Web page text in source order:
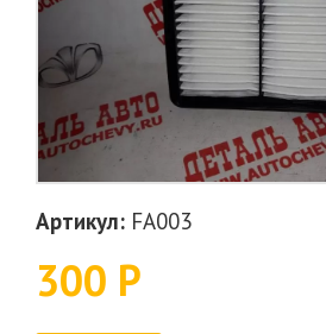
Артикул: FA003
300 Р